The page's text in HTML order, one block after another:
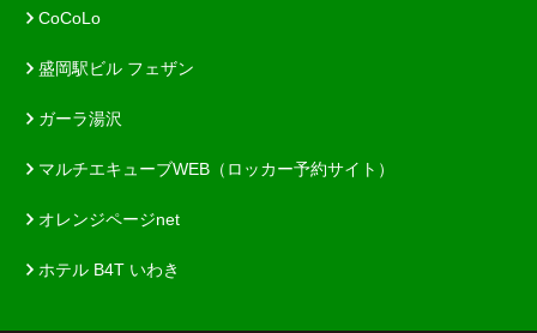
CoCoLo
盛岡駅ビル フェザン
ガーラ湯沢
マルチエキューブWEB（ロッカー予約サイト）
オレンジページnet
ホテル B4T いわき